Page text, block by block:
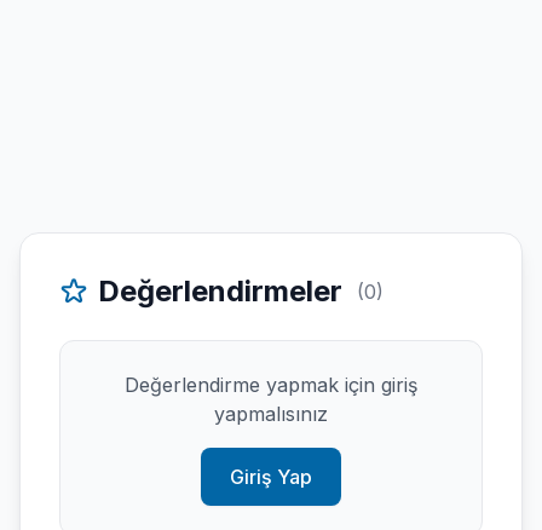
Değerlendirmeler (0)
Değerlendirme yapmak için giriş
yapmalısınız
Giriş Yap